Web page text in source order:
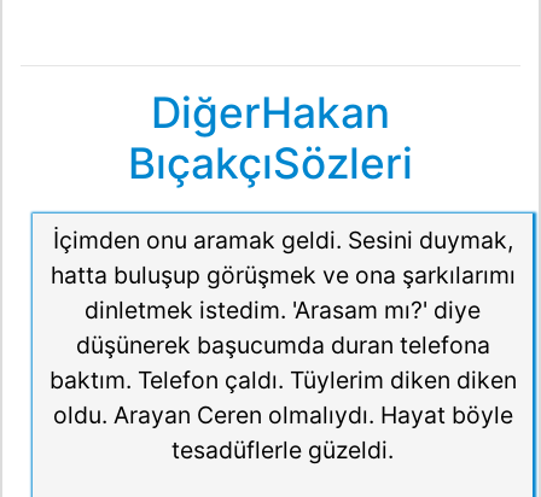
DiğerHakan
BıçakçıSözleri
İçimden onu aramak geldi. Sesini duymak,
hatta buluşup görüşmek ve ona şarkılarımı
dinletmek istedim. 'Arasam mı?' diye
düşünerek başucumda duran telefona
baktım. Telefon çaldı. Tüylerim diken diken
oldu. Arayan Ceren olmalıydı. Hayat böyle
tesadüflerle güzeldi.